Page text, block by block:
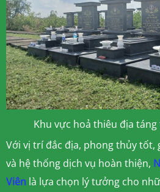
Khu vực hoả thiêu địa táng
Với vị trí đắc địa, phong thủy
và hệ thống dịch vụ hoàn thiện,
Viên là lựa chọn lý tưởng cho